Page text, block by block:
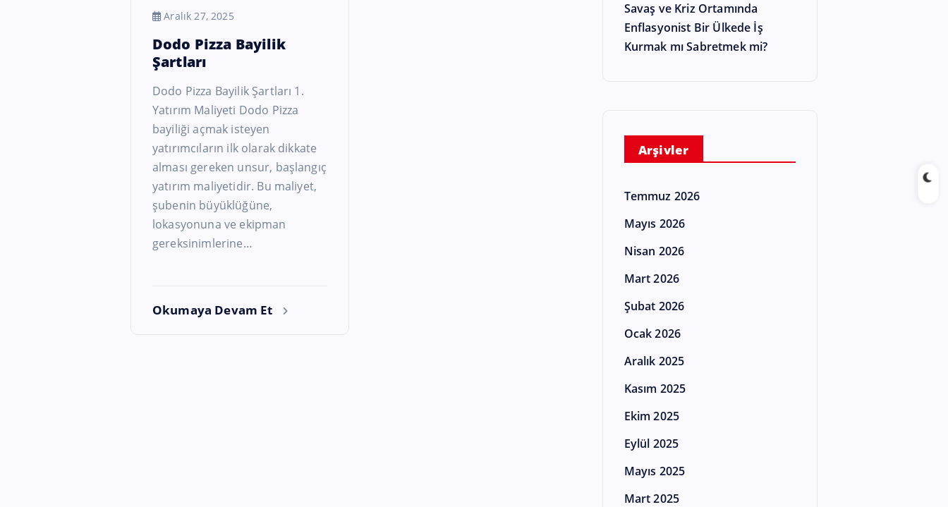
Aralık 27, 2025
Dodo Pizza Bayilik
Şartları
Dodo Pizza Bayilik Şartları 1.
Yatırım Maliyeti Dodo Pizza
bayiliği açmak isteyen
yatırımcıların ilk olarak dikkate
alması gereken unsur, başlangıç
yatırım maliyetidir. Bu maliyet,
şubenin büyüklüğüne,
lokasyonuna ve ekipman
gereksinimlerine…
Okumaya Devam Et
Savaş ve Kriz Ortamında
Enflasyonist Bir Ülkede İş
Kurmak mı Sabretmek mi?
Arşivler
Temmuz 2026
Mayıs 2026
Nisan 2026
Mart 2026
Şubat 2026
Ocak 2026
Aralık 2025
Kasım 2025
Ekim 2025
Eylül 2025
Mayıs 2025
Mart 2025